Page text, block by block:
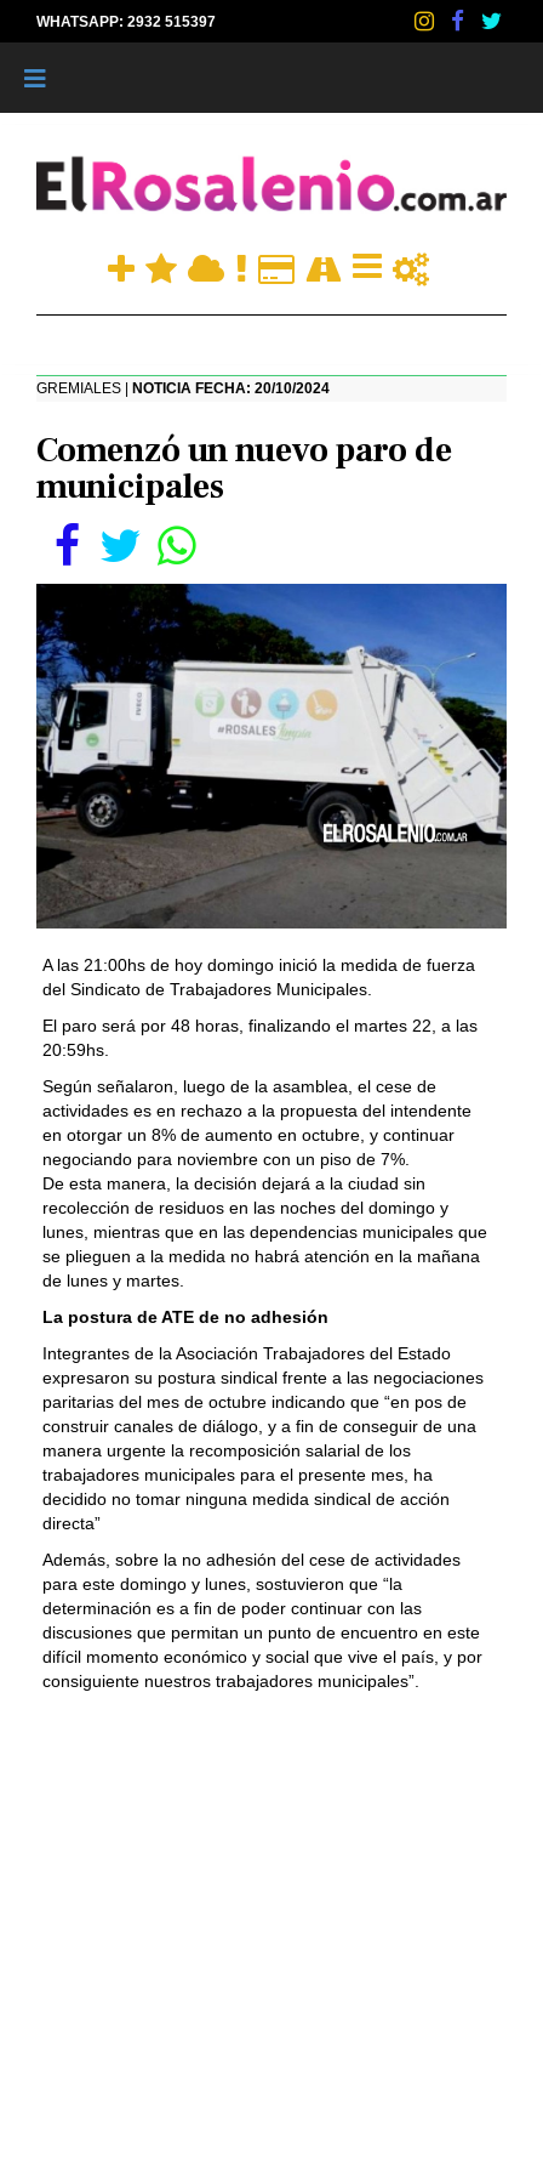
WHATSAPP: 2932 515397
GREMIALES | NOTICIA FECHA: 20/10/2024
Comenzó un nuevo paro de
municipales
A las 21:00hs de hoy domingo inició la medida de fuerza
del Sindicato de Trabajadores Municipales.
El paro será por 48 horas, finalizando el martes 22, a las
20:59hs.
Según señalaron, luego de la asamblea, el cese de
actividades es en rechazo a la propuesta del intendente
en otorgar un 8% de aumento en octubre, y continuar
negociando para noviembre con un piso de 7%.
De esta manera, la decisión dejará a la ciudad sin
recolección de residuos en las noches del domingo y
lunes, mientras que en las dependencias municipales que
se plieguen a la medida no habrá atención en la mañana
de lunes y martes.
La postura de ATE de no adhesión
Integrantes de la Asociación Trabajadores del Estado
expresaron su postura sindical frente a las negociaciones
paritarias del mes de octubre indicando que “en pos de
construir canales de diálogo, y a fin de conseguir de una
manera urgente la recomposición salarial de los
trabajadores municipales para el presente mes, ha
decidido no tomar ninguna medida sindical de acción
directa”
Además, sobre la no adhesión del cese de actividades
para este domingo y lunes, sostuvieron que “la
determinación es a fin de poder continuar con las
discusiones que permitan un punto de encuentro en este
difícil momento económico y social que vive el país, y por
consiguiente nuestros trabajadores municipales”.